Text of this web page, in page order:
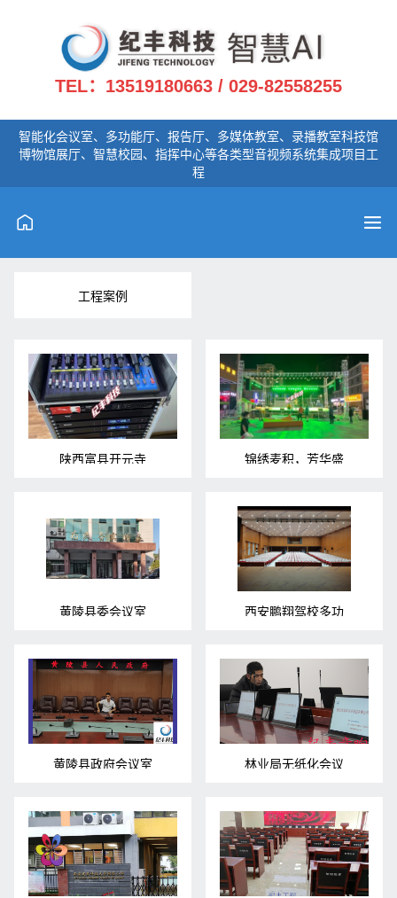
TEL： 13519180663 / 029-82558255
智能化会议室、多功能厅、报告厅、多媒体教室、录播教室科技馆
博物馆展厅、智慧校园、指挥中心等各类型音视频系统集成项目工
程
工程案例
陕西富县开元寺 锦绣麦积，芳华盛
黄陵县委会议室 西安鹏翔驾校多功
黄陵县政府会议室 林业局无纸化会议